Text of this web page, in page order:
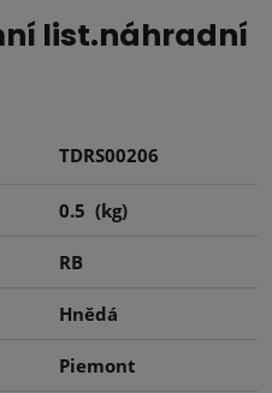
list.náhradní
TDRS00206
0.5 (kg)
RB
Hnědá
Piemont